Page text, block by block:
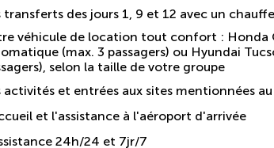
transferts des jours 1, 9 et 12 avec un
véhicule de location tout confort : Honda
(max. 3 passagers) ou Hyundai
selon la taille de votre groupe
activités et entrées aux sites mentionnées
et l'assistance à l'aéroport d'arrivée
24h/24 et 7jr/7